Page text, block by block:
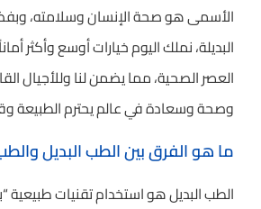
الأسمى هو صحة الإنسان وسلامته،
البديلة، نملك اليوم خيارات أوسع وأكثر
العصر الصحية، مما يضمن لنا وللأجيال
وصحة وسعادة في عالم يحترم الطبيعة
ما هو الفرق بين الطب البديل
الطب البديل هو استخدام تقنيات طبيعية